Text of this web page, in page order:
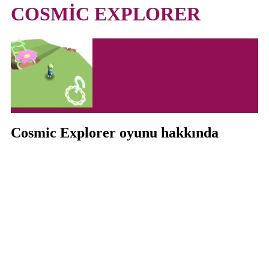
COSMİC EXPLORER
Cosmic Explorer oyunu hakkında